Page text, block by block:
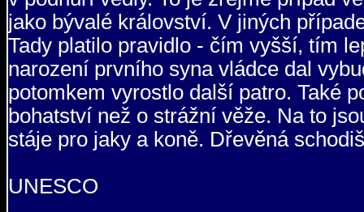
jako bývalé království. V jiných
Tady platilo pravidlo - čím vyšší, tím
narození prvního syna vládce dal
potomkem vyrostlo další patro. Také
bohatství než o strážní věže. Na to
stáje pro jaky a koně. Dřevěná
UNESCO